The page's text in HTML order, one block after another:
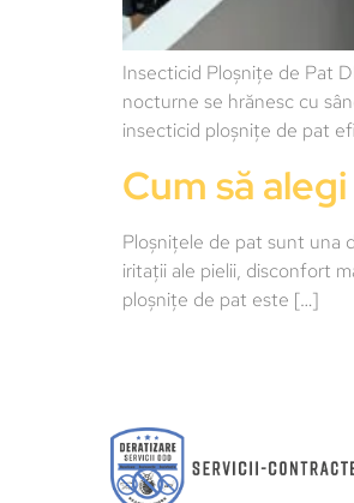
Insecticid Ploșnițe de Pat
nocturne se hrănesc cu
insecticid ploșnițe de pat
Cum să
Ploșnițele de pat sunt una
iritații ale pielii, disconfort
ploșnițe de pat este […]